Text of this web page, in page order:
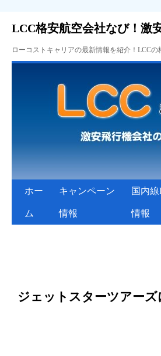
LCC格安航空会社なび！激
ローコストキャリアの最新情報を紹介！LCC
ホー
ム
キャンペーン
情報
国内
情報
ジェットスターツアー